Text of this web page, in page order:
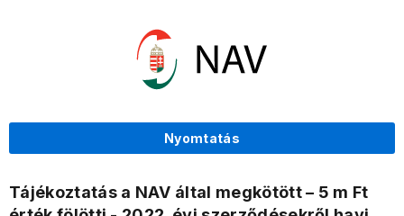
Nyomtatás
Tájékoztatás a NAV által megkötött – 5 m Ft